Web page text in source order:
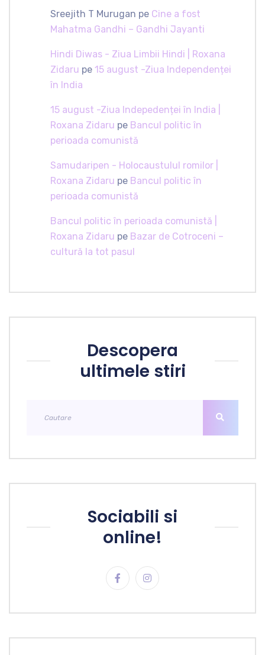
Sreejith T Murugan pe Cine a fost
Mahatma Gandhi – Gandhi Jayanti
Hindi Diwas - Ziua Limbii Hindi | Roxana
Zidaru pe 15 august -Ziua Independenței
în India
15 august -Ziua Indepedenței în India |
Roxana Zidaru pe Bancul politic în
perioada comunistă
Samudaripen - Holocaustulul romilor |
Roxana Zidaru pe Bancul politic în
perioada comunistă
Bancul politic în perioada comunistă |
Roxana Zidaru pe Bazar de Cotroceni –
cultură la tot pasul
Descopera
ultimele stiri
Sociabili si
online!